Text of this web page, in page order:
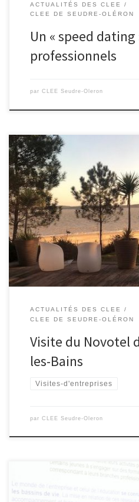
ACTUALITÉS DES CLEE
CLEE DE SEUDRE-OLÉRON
Un « speed dating
professionnels
par CLEE Seudre-Oleron
Dans le cadre des actions du
de chefs d’établissements ont eu
directeur du Novotel de Saint-
découvrir l’évolution des métiers
Une très intéressante visite pour
des […]
ACTUALITÉS DES CLEE
CLEE DE SEUDRE-OLÉRON
Visite du Novotel
les-Bains
Visites-d'entreprises
par CLEE Seudre-Oleron